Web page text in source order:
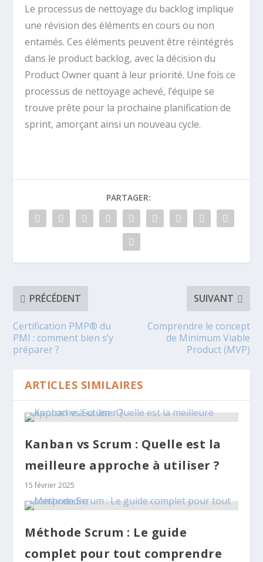
Le processus de nettoyage du backlog implique
une révision des éléments en cours ou non
entamés. Ces éléments peuvent être réintégrés
dans le product backlog, avec la décision du
Product Owner quant à leur priorité. Une fois ce
processus de nettoyage achevé, l’équipe se
trouve prête pour la prochaine planification de
sprint, amorçant ainsi un nouveau cycle.
PARTAGER:
PRÉCÉDENT
Certification PMP® du
PMI : comment bien s’y
préparer ?
SUIVANT
Comprendre le concept
de Minimum Viable
Product (MVP)
ARTICLES SIMILAIRES
Kanban vs Scrum : Quelle est la
meilleure approche à utiliser ?
15 février 2025
Méthode Scrum : Le guide
complet pour tout comprendre